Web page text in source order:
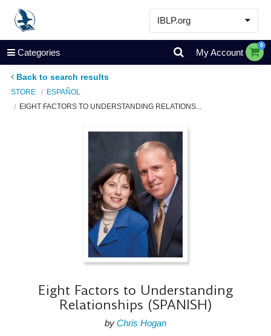
IBLP.org
Learn
Events & Resources
Store
Categories My Account
0
Back to search results
STORE
ESPAÑOL
EIGHT FACTORS TO UNDERSTANDING RELATIONS...
Eight Factors to Understanding
Relationships (SPANISH)
by Chris Hogan